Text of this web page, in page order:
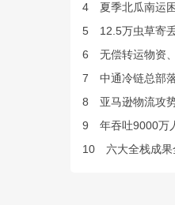
4
夏季北瓜南运困局
5
12.5万虫草寄丢赔
6
无偿转运物资、无
7
中通冷链总部落户
8
亚马逊物流攻势升
9
年吞吐9000万人次
10
六大全栈成果全